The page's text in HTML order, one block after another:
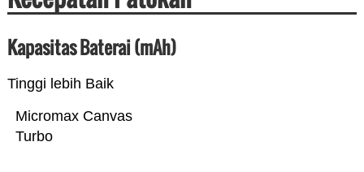
Kapasitas Baterai (mAh)
Tinggi lebih Baik
Micromax Canvas
Turbo